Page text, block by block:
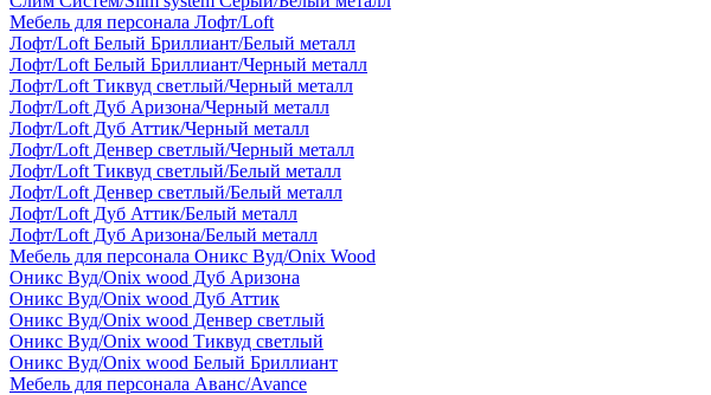
Мебель для персонала Лофт/Loft
Лофт/Loft Белый Бриллиант/Белый металл
Лофт/Loft Белый Бриллиант/Черный металл
Лофт/Loft Тиквуд светлый/Черный металл
Лофт/Loft Дуб Аризона/Черный металл
Лофт/Loft Дуб Аттик/Черный металл
Лофт/Loft Денвер светлый/Черный металл
Лофт/Loft Тиквуд светлый/Белый металл
Лофт/Loft Денвер светлый/Белый металл
Лофт/Loft Дуб Аттик/Белый металл
Лофт/Loft Дуб Аризона/Белый металл
Мебель для персонала Оникс Вуд/Onix Wood
Оникс Вуд/Onix wood Дуб Аризона
Оникс Вуд/Onix wood Дуб Аттик
Оникс Вуд/Onix wood Денвер светлый
Оникс Вуд/Onix wood Тиквуд светлый
Оникс Вуд/Onix wood Белый Бриллиант
Мебель для персонала Аванс/Avance